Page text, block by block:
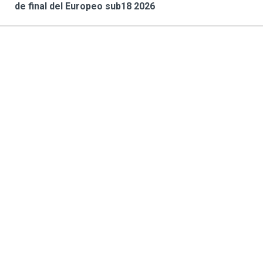
de final del Europeo sub18 2026